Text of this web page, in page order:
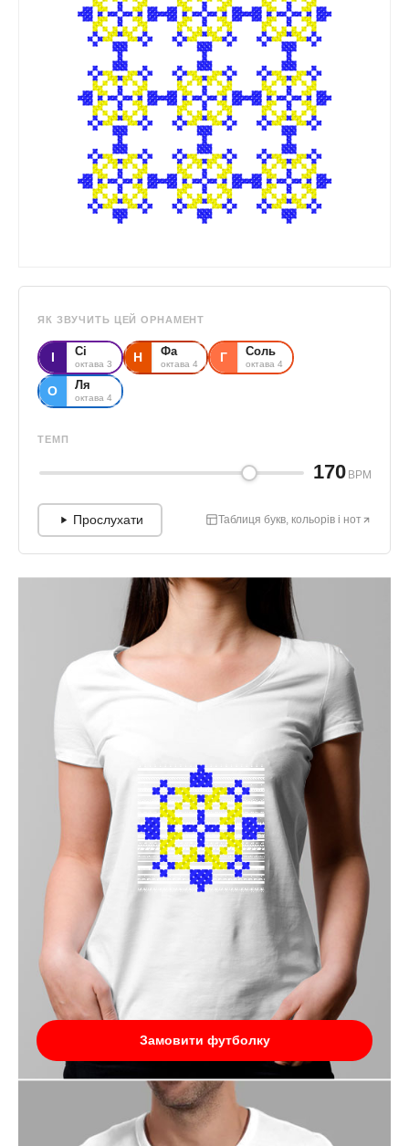
Замовити футболку
ЯК ЗВУЧИТЬ ЦЕЙ ОРНАМЕНТ
І Сі
октава 3 Н Фа
октава 4 Г Соль
октава 4
О Ля
октава 4
ТЕМП
170 BPM
Прослухати Таблиця букв, кольорів і нот